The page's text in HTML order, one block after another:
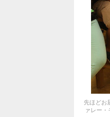
先ほどお
ァレー